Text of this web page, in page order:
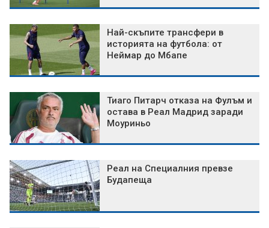
Най-скъпите трансфери в
историята на футбола: от
Неймар до Мбапе
Тиаго Питарч отказа на Фулъм и
остава в Реал Мадрид заради
Моуриньо
Реал на Специалния превзе
Будапеща